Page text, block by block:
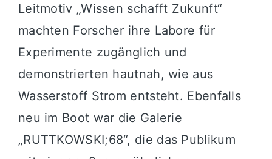
Leitmotiv „Wissen schafft Zukunft“
machten Forscher ihre Labore für
Experimente zugänglich und
demonstrierten hautnah, wie aus
Wasserstoff Strom entsteht. Ebenfalls
neu im Boot war die Galerie
„RUTTKOWSKI;68“, die das Publikum